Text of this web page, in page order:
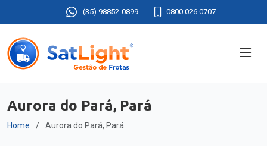
(35) 98852-0899 0800 026 0707
Aurora do Pará, Pará
Home Aurora do Pará, Pará